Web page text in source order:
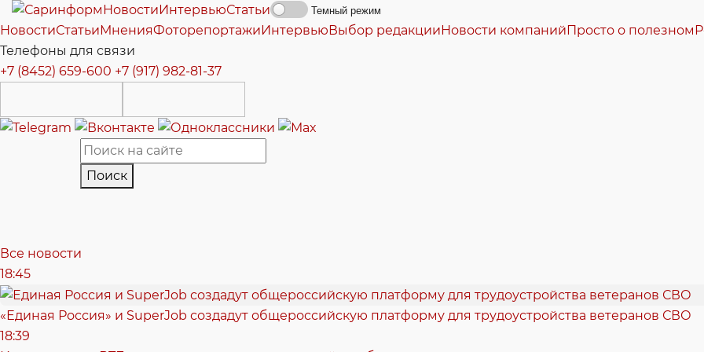
НовостиИнтервьюСтатьи Темный режим
НовостиСтатьиМненияФоторепортажиИнтервьюВыбор редакцииНовости компанийПросто о полезном
Телефоны для связи
+7 (8452) 659-600 +7 (917) 982-81-37
Поиск
Все новости
18:45
«Единая Россия» и SuperJob создадут общероссийскую платформу для трудоустройства ветеранов СВО
18:39